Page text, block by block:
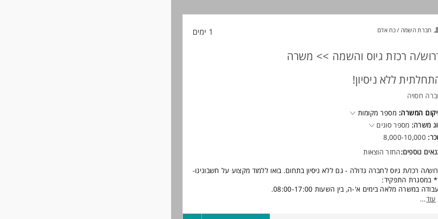
מקצועי ומנוסה.
מעולים ואפשרויות קידום למתאימים/ות.
ברמה טובה - חובה
בשירות לקוחות מתחום השילוח- יתרון משמעותי
שירות גבוהה
עבודה תחת לחץ
חברת השמה / כח אדם 1 ימים
ה רכזת גיוס והשמה >> משרה
ללא ניסיון!
חסויה
המשרה: מספר מקומות
משרה: מספר סוגים
8,000-10,000
נוספים:החזר הוצאות
ה רכז/ת גיוס לחברה גדולה - גם ללא ניסיון בתחום. בואו ללמוד מקצוע על חשבונינו-
במסגרת התפקיד:
במשרה מלאה בימים א'-ה, בין השעות 08:00-17:00.
באווירה משפחתית וחמה, שכר מתגמל, תנאים טובים למתאימים /ות!
עוד...